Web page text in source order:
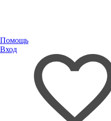
Помощь
Вход